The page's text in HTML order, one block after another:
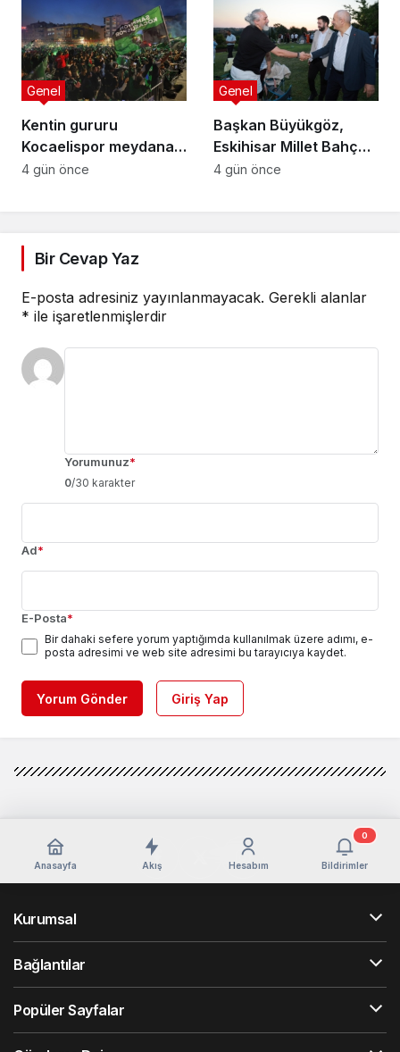
Kentin gururu
Kocaelispor meydana
iniyor
Genel
4 gün önce
Başkan Büyükgöz,
Eskihisar Millet Bahçesi
ve Botanik Parkı’nda
Genel
4 gün önce
Bir Cevap Yaz
E-posta adresiniz yayınlanmayacak. Gerekli alanlar
* ile işaretlenmişlerdir
Yorumunuz*
0/30 karakter
Ad*
E-Posta*
Bir dahaki sefere yorum yaptığımda kullanılmak üzere adımı, e-
posta adresimi ve web site adresimi bu tarayıcıya kaydet.
Yorum Gönder Giriş Yap
Anasayfa Akış Hesabım Bildirimler
0
Kurumsal
Bağlantılar
Popüler Sayfalar